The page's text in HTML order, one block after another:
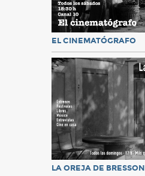
EL CINEMATÓGRAFO
LA OREJA DE BRESSON